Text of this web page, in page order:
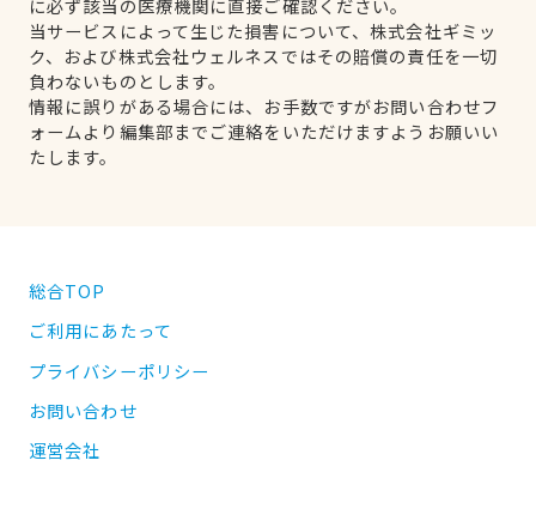
に必ず該当の医療機関に直接ご確認ください。
当サービスによって生じた損害について、株式会社ギミッ
ク、および株式会社ウェルネスではその賠償の責任を一切
負わないものとします。
情報に誤りがある場合には、お手数ですがお問い合わせフ
ォームより編集部までご連絡をいただけますようお願いい
たします。
総合TOP
ご利用にあたって
プライバシーポリシー
お問い合わせ
運営会社